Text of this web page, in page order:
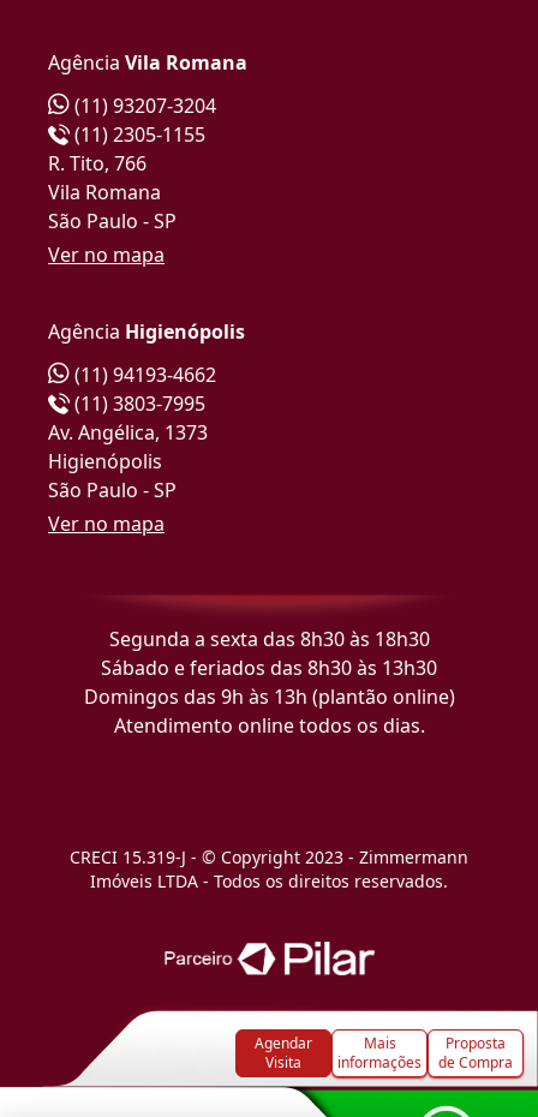
Agendar
Visita
Mais
informações
Proposta
de Compra
Agência Vila Romana
(11) 93207-3204
(11) 2305-1155
R. Tito, 766
Vila Romana
São Paulo - SP
Ver no mapa
Agência Higienópolis
(11) 94193-4662
(11) 3803-7995
Av. Angélica, 1373
Higienópolis
São Paulo - SP
Ver no mapa
Segunda a sexta das 8h30 às 18h30
Sábado e feriados das 8h30 às 13h30
Domingos das 9h às 13h (plantão online)
Atendimento online todos os dias.
CRECI 15.319-J - © Copyright 2023 - Zimmermann
Imóveis LTDA - Todos os direitos reservados.